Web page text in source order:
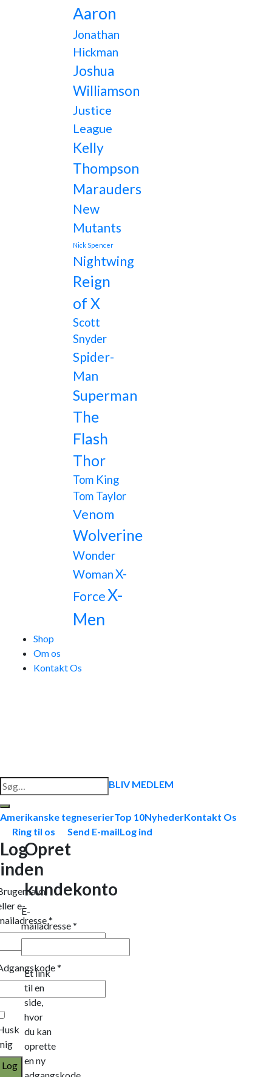
Aaron
Jonathan
Hickman
Joshua
Williamson
Justice
League
Kelly
Thompson
Marauders
New
Mutants
Nick Spencer
Nightwing
Reign
of X
Scott
Snyder
Spider-
Man
Superman
The
Flash
Thor
Tom King
Tom Taylor
Venom
Wolverine
Wonder
WomanX-
ForceX-
Men
Shop
Om os
Kontakt Os
Søg
efter:
BLIV MEDLEM
Amerikanske tegneserierTop 10NyhederKontakt Os
Ring til os
Send E-mailLog ind
Log
ind
e-
*
*
Log
Opret
en
kundekonto
E-
mailadresse*
Et link
til en
side,
hvor
du kan
oprette
en ny